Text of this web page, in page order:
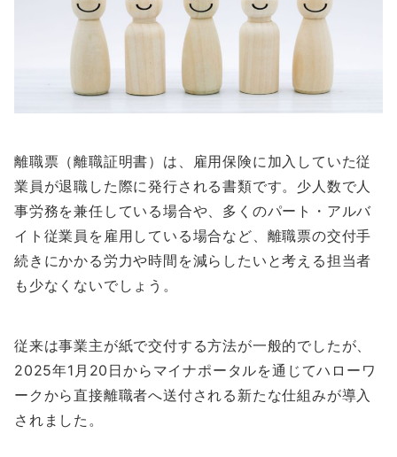
離職票（離職証明書）は、雇用保険に加入していた従
業員が退職した際に発行される書類です。少人数で人
事労務を兼任している場合や、多くのパート・アルバ
イト従業員を雇用している場合など、離職票の交付手
続きにかかる労力や時間を減らしたいと考える担当者
も少なくないでしょう。
従来は事業主が紙で交付する方法が一般的でしたが、
2025年1月20日からマイナポータルを通じてハローワ
ークから直接離職者へ送付される新たな仕組みが導入
されました。